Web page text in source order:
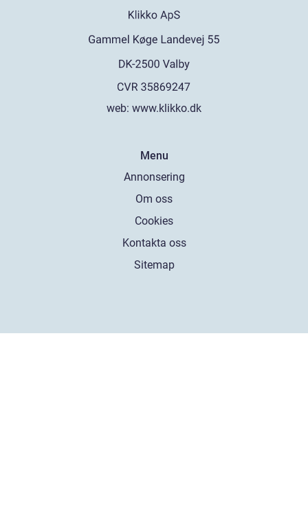
web: www.klikko.dk
Menu
Annonsering
Om oss
Cookies
Kontakta oss
Sitemap